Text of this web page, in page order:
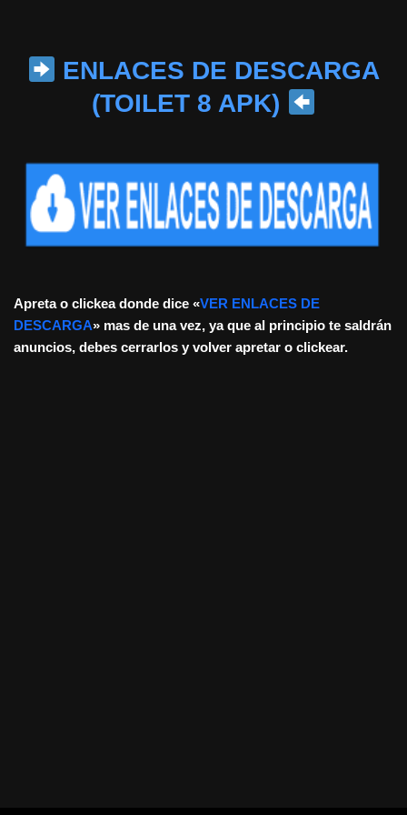
ENLACES DE DESCARGA
(TOILET 8 APK)
Apreta o clickea donde dice «VER ENLACES DE
DESCARGA» mas de una vez, ya que al principio te saldrán
anuncios, debes cerrarlos y volver apretar o clickear.